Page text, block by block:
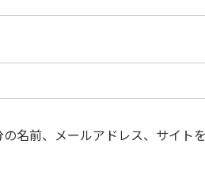
名前、メールアドレス、サイトを